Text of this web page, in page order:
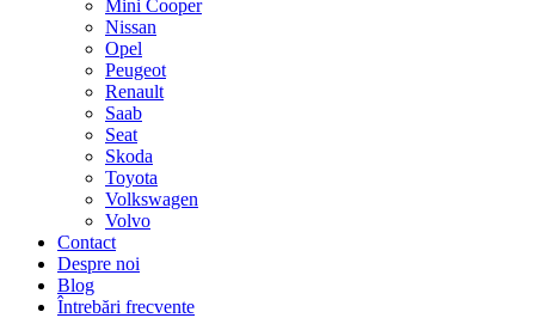
Mini Cooper
Nissan
Opel
Peugeot
Renault
Saab
Seat
Skoda
Toyota
Volkswagen
Volvo
Contact
Despre noi
Blog
Întrebări frecvente